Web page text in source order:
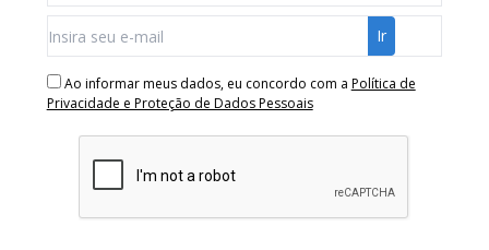
Ao informar meus dados, eu concordo com a Política de
Privacidade e Proteção de Dados Pessoais